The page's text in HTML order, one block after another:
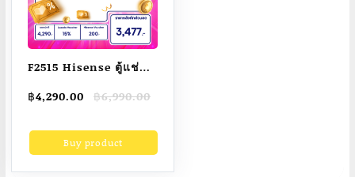
F2515 Hisense ตู้แช่
RF129N4TW1 สีขาว
฿6,990.00
Original
was:
฿6,990.00.
฿4,290.00
Current
is:
฿4,290.00.Buy product